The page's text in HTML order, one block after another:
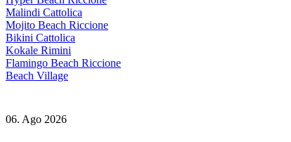
Malindi Cattolica
Mojito Beach Riccione
Bikini Cattolica
Kokale Rimini
Flamingo Beach Riccione
Beach Village
06. Ago 2026